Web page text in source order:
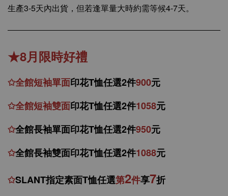
生產3-5天內出貨，但若逢單量大時約需等候4-7天。
★8月限時好禮
✩全館短袖單面印花T恤任選2件900元
✩全館短袖雙面印花T恤任選2件1058元
✩全館長袖單面印花T恤任選2件950元
✩全館長袖雙面印花T恤任選2件1088元
✩SLANT指定素面T恤任選第2件享7折